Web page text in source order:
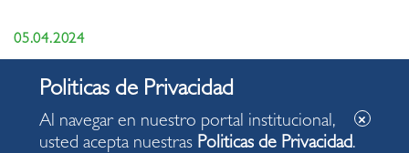
05.04.2024
Será el próximo miércoles 17 de abril en el
complejo deportivo Chino Vásquez.
Muestra es parte de festival “Arte, Colores,
Al navegar en nuestro portal institucional,
usted acepta nuestras Politicas de Privacidad.